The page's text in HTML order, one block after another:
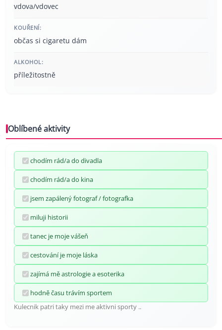
vdova/vdovec
KOUŘENÍ:
občas si cigaretu dám
ALKOHOL:
příležitostně
Oblíbené aktivity
chodím rád/a do divadla
chodím rád/a do kina
jsem zapálený fotograf / fotografka
miluji historii
tanec je moje vášeň
cestování je moje láska
zajímá mě astrologie a esoterika
hodně času trávím sportem
Kulecnik patri taky mezi me aktivni sporty ..